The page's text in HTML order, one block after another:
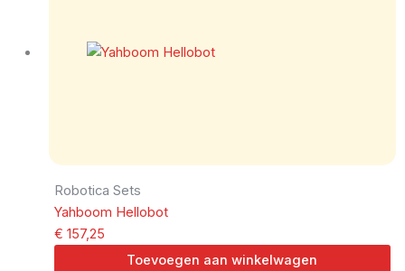
Robotica Sets
Yahboom Hellobot
€ 157,25
Toevoegen aan winkelwagen